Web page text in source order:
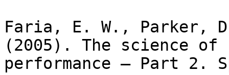
Faria, E. W., Parker,
(2005). The science
performance – Part 2.